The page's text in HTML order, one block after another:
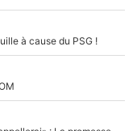
à cause du PSG !